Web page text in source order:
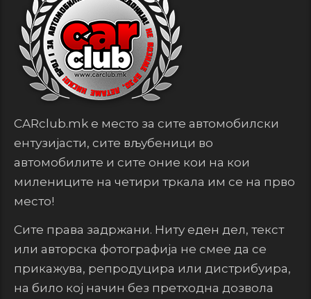
CARclub.mk е место за сите автомобилски
ентузијасти, сите вљубеници во
автомобилите и сите оние кои на кои
милениците на четири тркала им се на прво
место!
Сите права задржани. Ниту еден дел, текст
или авторска фотографија не смее да се
прикажува, репродуцира или дистрибуира,
на било кој начин без претходна дозвола